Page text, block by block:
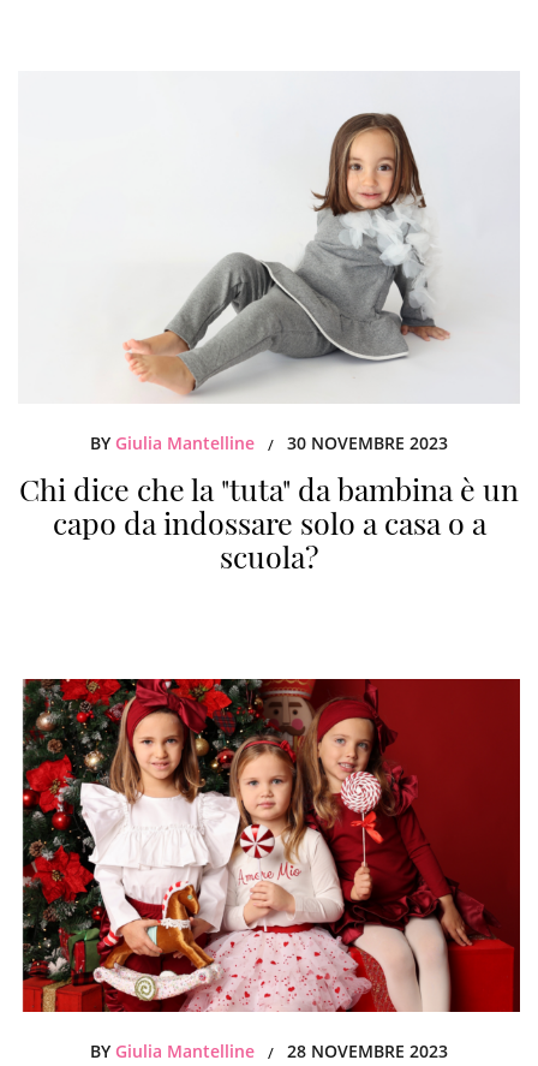
BY Giulia Mantelline / 30 NOVEMBRE 2023
Chi dice che la "tuta" da bambina è un
capo da indossare solo a casa o a
scuola?
BY Giulia Mantelline / 28 NOVEMBRE 2023